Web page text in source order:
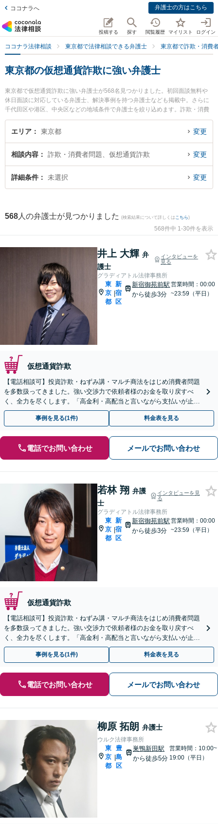
ココナラへ 弁護士の方はこちら
投稿する 探す 閲覧履歴 マイリスト ログイン
ココナラ法律相談 東京都で法律相談できる弁護士 東京都で詐欺・消費
東京都の仮想通貨詐欺に強い弁護士
東京都で仮想通貨詐欺に強い弁護士が568名見つかりました。初回面談無料や
休日面談に対応している弁護士、解決事例を持つ弁護士なども掲載中。さらに
千代田区や港区、中央区などの地域条件で弁護士を絞り込めます。詐欺・消費
者問題に関係する投資詐欺や副業詐欺、FX詐欺等の細かな分野での絞り込み検
索もでき便利です。特にグラディアトル法律事務所の井上 大輝弁護士やグラデ
や夜間に発生した仮想通貨詐欺のトラブルを今すぐに弁護士に相談したい』
『仮想通貨詐欺のトラブル解決の実績豊富な近くの弁護士を検索したい』『初
回相談無料で仮想通貨詐欺を法律相談できる東京都内の弁護士に相談予約した
エリア 東京都 変更
相談内容 詐欺・消費者問題、仮想通貨詐欺 変更
詳細条件 未選択 変更
568 人の弁護士が見つかりました (検索結果について詳しくは こちら)
568件中 1-30件を表示
井上 大輝 弁
護士
インタビューを
見る
グラディアトル法律事務所
東
京
都
|
新
宿
区
新宿御苑前駅
から徒歩3分
営業時間：00:00
~23:59（平日）
仮想通貨詐欺
【電話相談可】投資詐欺・ねずみ講・マルチ商法をはじめ消費者問題
を多数扱ってきました。強い交渉力で依頼者様のお金を取り戻すべ
く、全力を尽くします。「高金利・高配当と言いながら支払いが止ま
った」等、まずはお電話ください。
事例を見る(1件) 料金表を見る
電話でお問い合わせ メールでお問い合わせ
若林 翔 弁護
士
インタビューを見
る
グラディアトル法律事務所
東
京
都
|
新
宿
区
新宿御苑前駅
から徒歩3分
営業時間：00:00
~23:59（平日）
仮想通貨詐欺
【電話相談可】投資詐欺・ねずみ講・マルチ商法をはじめ消費者問題
を多数扱ってきました。強い交渉力で依頼者様のお金を取り戻すべ
く、全力を尽くします。「高金利・高配当と言いながら支払いが止ま
った」等、まずはお電話ください。
事例を見る(1件) 料金表を見る
電話でお問い合わせ メールでお問い合わせ
柳原 拓朗 弁護士
ウルク法律事務所
東
京
都
|
豊
島
区
巣鴨新田駅
から徒歩5分
営業時間：10:00~
19:00（平日）